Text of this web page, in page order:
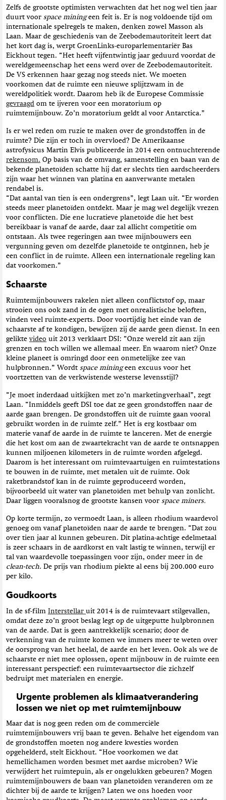
Zelfs de grootste optimisten verwachten dat het nog wel tien jaar
duurt voor space miningeen feit is. Er is nog voldoende tijd om
internationale spelregels te maken, denken zowel Masson als
Laan. Maar de geschiedenis van de Zeebodemautoriteit leert dat
het kort dag is, werpt GroenLinks-europarlementariër Bas
Eickhout tegen. “Het heeft vijfentwintig jaar geduurd voordat de
wereldgemeenschap het eens werd over de Zeebodemautoriteit.
De VS erkennen haar gezag nog steeds niet. We moeten
voorkomen dat de ruimte een nieuwe splijtzwam in de
wereldpolitiek wordt. Daarom heb ik de Europese Commissie
gevraagd om te ijveren voor een moratorium op
ruimtemijnbouw. Zo’n moratorium geldt al voor Antarctica.”
Is er wel reden om ruzie te maken over de grondstoffen in de
ruimte? Die zijn er toch in overvloed? De Amerikaanse
astrofysicus Martin Elvis publiceerde in 2014 een ontnuchterende
rekensom. Op basis van de omvang, samenstelling en baan van de
bekende planetoïden schatte hij dat er slechts tien aardscheerders
zijn waar het winnen van platina en aanverwante metalen
rendabel is.
“Dat aantal van tien is een ondergrens”, legt Laan uit. “Er worden
steeds meer planetoïden ontdekt. Maar je mag wel degelijk vrezen
voor conflicten. Die ene lucratieve planetoïde die het best
bereikbaar is vanaf de aarde, daar zal allicht competitie om
ontstaan. Als twee regeringen aan twee mijnbouwers een
vergunning geven om dezelfde planetoïde te ontginnen, heb je
een conflict in de ruimte. Alleen een internationale regeling kan
dat voorkomen.”
Schaarste
Ruimtemijnbouwers rakelen niet alleen conflictstof op, maar
strooien ons ook zand in de ogen met onrealistische beloften,
vinden veel ruimte-experts. Door voortijdig het einde van de
schaarste af te kondigen, bewijzen zij de aarde geen dienst. In een
geliktevideo uit 2013 verklaart DSI: “Onze wereld zit aan zijn
grenzen en toch willen we allemaal meer. En waarom niet? Onze
kleine planeet is omringd door een onmetelijke zee van
hulpbronnen.” Wordt space miningeen excuus voor het
voortzetten van de verkwistende westerse levensstijl?
“Je moet inderdaad uitkijken met zo’n marketingverhaal”, zegt
Laan. “Inmiddels geeft DSI toe dat ze geen grondstoffen naar de
aarde gaan brengen. De grondstoffen uit de ruimte gaan vooral
gebruikt worden in de ruimte zelf.” Het is erg kostbaar om
materie vanaf de aarde in de ruimte te lanceren. Met de energie
die het kost om aan de zwaartekracht van de aarde te ontsnappen
kunnen miljoenen kilometers in de ruimte worden afgelegd.
Daarom is het interessant om ruimtevaartuigen en ruimtestations
te bouwen in de ruimte, met metalen uit de ruimte. Ook
raketbrandstof kan in de ruimte geproduceerd worden,
bijvoorbeeld uit water van planetoïden met behulp van zonlicht.
Daar liggen vooralsnog de grootste kansen voor space miners.
Op korte termijn, zo vermoedt Laan, is alleen rhodium waardevol
genoeg om vanaf planetoïden naar de aarde te brengen. “Dat zou
over tien jaar al kunnen gebeuren. Dit platina-achtige edelmetaal
is zeer schaars in de aardkorst en valt lastig te winnen, terwijl er
tal van waardevolle toepassingen voor zijn, onder meer in de
clean-tech. De prijs van rhodium piekte al eens bij 200.000 euro
per kilo.
Goudkoorts
In de sf-film Interstellar uit 2014 is de ruimtevaart stilgevallen,
omdat deze zo’n groot beslag legt op de uitgeputte hulpbronnen
van de aarde. Dat is geen aantrekkelijk scenario; door de
verkenning van de ruimte komen we immers meer te weten over
de oorsprong van het heelal, de aarde en het leven. Ook als we de
schaarste er niet mee oplossen, opent mijnbouw in de ruimte een
interessant perspectief: een ruimtevaartsector die zichzelf
bedruipt met materialen en energie.
Urgente problemen als klimaatverandering
lossen we niet op met ruimtemijnbouw
Maar dat is nog geen reden om de commerciële
ruimtemijnbouwers vrij baan te geven. Behalve het eigendom van
de grondstoffen moeten nog andere kwesties worden
opgehelderd, stelt Eickhout. “Hoe voorkomen we dat
hemellichamen worden besmet met aardse microben? Wie
verwijdert het ruimtepuin, als er ongelukken gebeuren? Mogen
ruimtemijnbouwers de baan van planetoïden veranderen om ze
dichter bij de aarde te krijgen? Laten we ons hoeden voor